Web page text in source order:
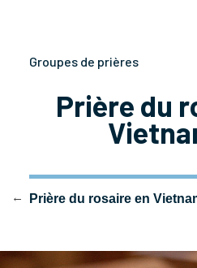
Groupes de prières
Prière du
Prière du rosaire en